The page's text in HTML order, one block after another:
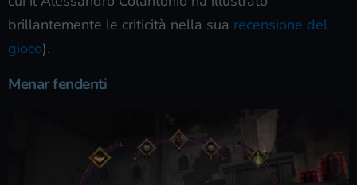
brillantemente le criticità nella sua recensione del
gioco).
Menar fendenti